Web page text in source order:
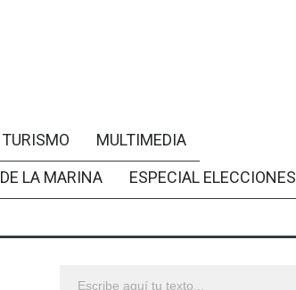
TURISMO
MULTIMEDIA
LA MARINA
ESPECIAL ELECCIONES